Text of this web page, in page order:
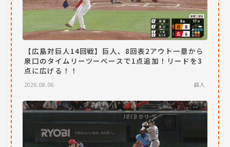
【広島対巨人14回戦】巨人、8回表2アウト一塁から
泉口のタイムリーツーベースで1点追加！リードを3
点に広げる！！
2026.08.06 巨人